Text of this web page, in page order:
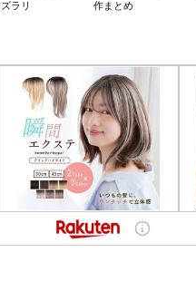
ラリ
作まとめ